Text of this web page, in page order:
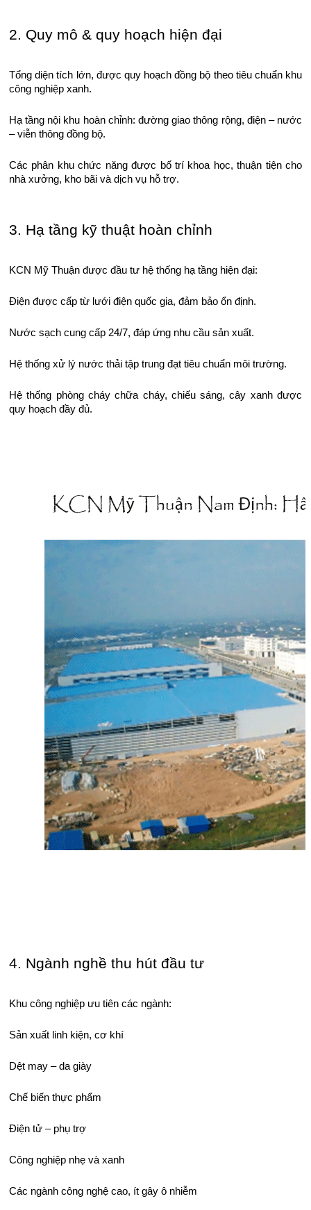
2. Quy mô & quy hoạch hiện đại
Tổng diện tích lớn, được quy hoạch đồng bộ theo tiêu chuẩn khu
công nghiệp xanh.
Hạ tầng nội khu hoàn chỉnh: đường giao thông rộng, điện – nước
– viễn thông đồng bộ.
Các phân khu chức năng được bố trí khoa học, thuận tiện cho
nhà xưởng, kho bãi và dịch vụ hỗ trợ.
3. Hạ tầng kỹ thuật hoàn chỉnh
KCN Mỹ Thuận được đầu tư hệ thống hạ tầng hiện đại:
Điện được cấp từ lưới điện quốc gia, đảm bảo ổn định.
Nước sạch cung cấp 24/7, đáp ứng nhu cầu sản xuất.
Hệ thống xử lý nước thải tập trung đạt tiêu chuẩn môi trường.
Hệ thống phòng cháy chữa cháy, chiếu sáng, cây xanh được
quy hoạch đầy đủ.
4. Ngành nghề thu hút đầu tư
Khu công nghiệp ưu tiên các ngành:
Sản xuất linh kiện, cơ khí
Dệt may – da giày
Chế biến thực phẩm
Điện tử – phụ trợ
Công nghiệp nhẹ và xanh
Các ngành công nghệ cao, ít gây ô nhiễm